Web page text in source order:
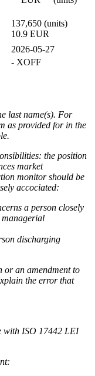
137,650 (units)
10.9 EUR
2026-05-27
- XOFF
last name(s). For
as provided for in the
the position
market
monitor should be
accociated:
a person closely
managerial
discharging
or an amendment to
the error that
with ISO 17442 LEI